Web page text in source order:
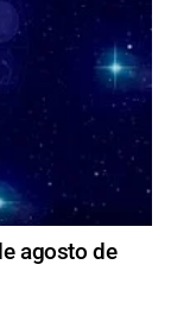
agosto de